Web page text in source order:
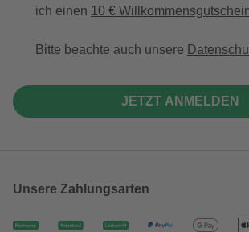
ich einen 10 €
Bitte beachte auch unsere
JETZT ANMELDEN
Unsere Zahlungsarten